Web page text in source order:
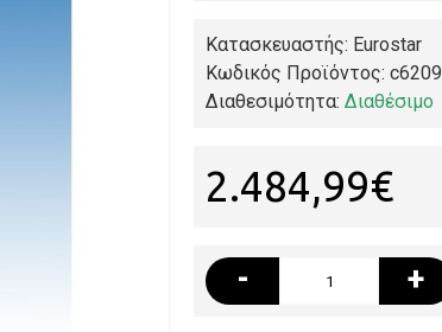
Κατασκευαστής: Eurostar
Κωδικός Προϊόντος: c6209
Διαθεσιμότητα: Διαθέσιμο
2.484,99€
- +